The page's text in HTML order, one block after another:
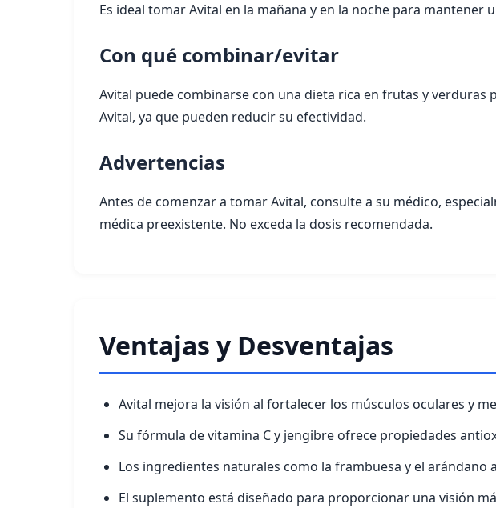
Es ideal tomar Avital en la mañana y en la noche para
Con qué combinar/evitar
Avital puede combinarse con una dieta rica en frutas y
Avital, ya que pueden reducir su efectividad.
Advertencias
Antes de comenzar a tomar Avital, consulte a su médico,
médica preexistente. No exceda la dosis recomendada.
Ventajas y Desventajas
Avital mejora la visión al fortalecer los músculos oculares y
Su fórmula de vitamina C y jengibre ofrece propiedades
Los ingredientes naturales como la frambuesa y el arándano
El suplemento está diseñado para proporcionar una visión